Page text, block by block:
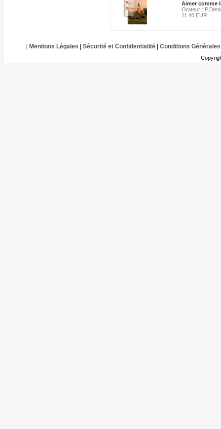
Aimer comme
Orateur :
11.40 EUR
Mentions Légales Sécurité et Confidentialité| Conditions Générales